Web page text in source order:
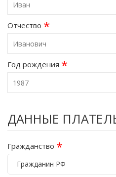
Отчество *
Год рождения *
ДАННЫЕ
Гражданство *
Гражданин РФ